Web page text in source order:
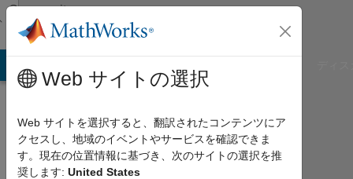
コンテンツへスキップ
Community
Profile
ankita
Web サイトの選択
Web サイトを選択すると、翻訳されたコンテンツにア
クセスし、地域のイベントやサービスを確認できま
す。現在の位置情報に基づき、次のサイトの選択を推
奨します: United States